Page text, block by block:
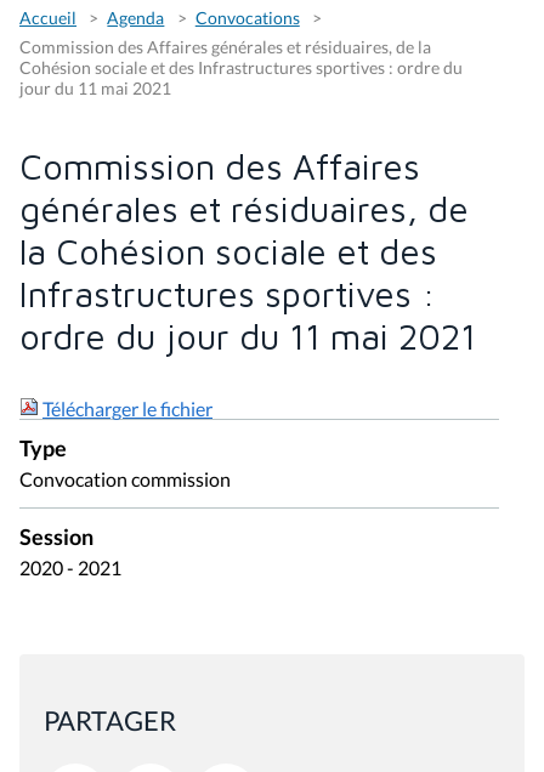
Accueil Agenda
Convocations
Commission des Affaires générales et résiduaires, de la
Cohésion sociale et des Infrastructures sportives : ordre du
jour du 11 mai 2021
Commission des Affaires
générales et résiduaires, de
la Cohésion sociale et des
Infrastructures sportives :
ordre du jour du 11 mai 2021
Télécharger le fichier
Type
Convocation commission
Session
2020 - 2021
PARTAGER